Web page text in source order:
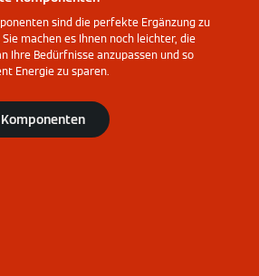
sind die perfekte Ergänzung zu
machen es Ihnen noch leichter, die
Ihre Bedürfnisse anzupassen und so
Energie zu sparen.